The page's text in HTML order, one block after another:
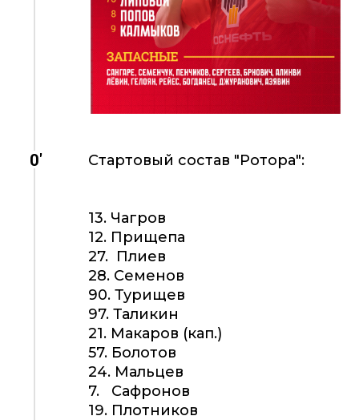
0' Стартовый состав "Ротора":
13. Чагров
12. Прищепа
27. Плиев
28. Семенов
90. Турищев
97. Таликин
21. Макаров (кап.)
57. Болотов
24. Мальцев
7. Сафронов
19. Плотников